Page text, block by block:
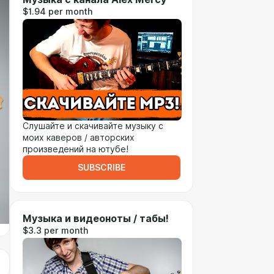
$1.94 per month
Слушайте и скачивайте музыку с
моих каверов / авторских
произведений на ютубе!
SUBSCRIBE
Музыка и видеоноты / табы!
$3.3 per month